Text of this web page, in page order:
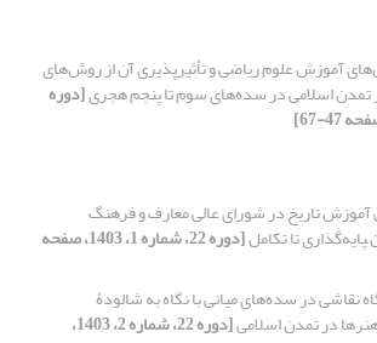
آموزش علوم ریاضی و تأثیرپذیری آن از روش‌های
اسلامی در سده‌های سوم تا پنجم هجری[دوره
آموزش تاریخ در شورای عالی معارف و فرهنگ
[دوره 22، شماره 1، 1403، صفحه
نقاشی در سده‌های میانی با نگاه به شالودۀ
در تمدن اسلامی [دوره 22، شماره 2، 1403،